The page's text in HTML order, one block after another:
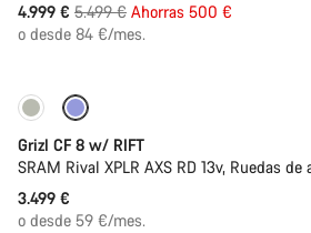
4.999 € Precio
original
5.499 € Ahorras 500 €
o desde 84 €/mes.
Solo disponible en talla XL | 2XL
Suspensión
Grizl CF 8 w/ RIFT
SRAM Rival XPLR AXS RD 13v, Ruedas
3.499 €
o desde 59 €/mes.